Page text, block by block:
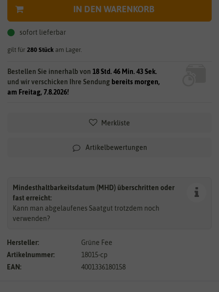
IN DEN WARENKORB
sofort lieferbar
gilt für 280 Stück am Lager.
Bestellen Sie innerhalb von 18 Std. 46 Min. 43 Sek.
und wir verschicken Ihre Sendung bereits morgen,
am Freitag, 7.8.2026!
Merkliste
Artikelbewertungen
Mindesthaltbarkeitsdatum (MHD) überschritten oder
fast erreicht:
Kann man abgelaufenes Saatgut trotzdem noch
verwenden?
Hersteller:
Grüne Fee
Artikelnummer:
18015-cp
EAN:
4001336180158